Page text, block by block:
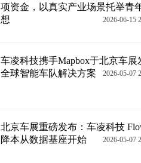
项资金，以真实产业场景托举青
想
2026-06-15
车凌科技携手Mapbox于北京车展
全球智能车队解决方案
2026-05-07
北京车展重磅发布：车凌科技
降本从数据基座开始
2026-05-07